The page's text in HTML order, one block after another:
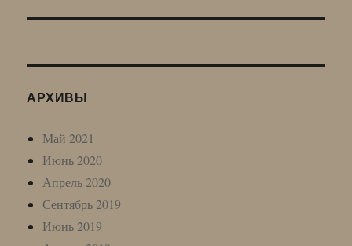
АРХИВЫ
Май 2021
Июнь 2020
Апрель 2020
Сентябрь 2019
Июнь 2019